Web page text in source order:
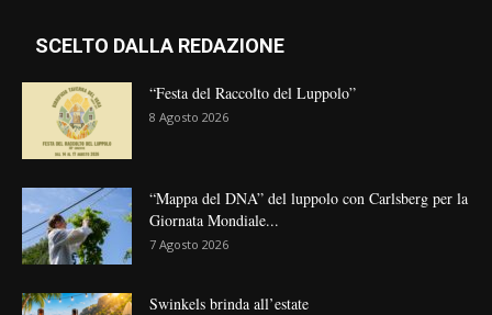
SCELTO DALLA REDAZIONE
“Festa del Raccolto del Luppolo”
8 Agosto 2026
“Mappa del DNA” del luppolo con Carlsberg per la
Giornata Mondiale...
7 Agosto 2026
Swinkels brinda all’estate